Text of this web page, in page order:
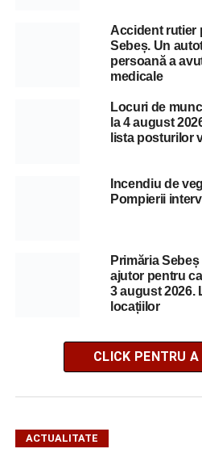
Accident rutier
Sebeș. Un
persoană a
medicale
Locuri de
la 4 august
lista posturilor
Incendiu de
Pompierii
Primăria
ajutor pentru
3 august 2026.
locațiilor
CLICK PENTRU
ACTUALITATE